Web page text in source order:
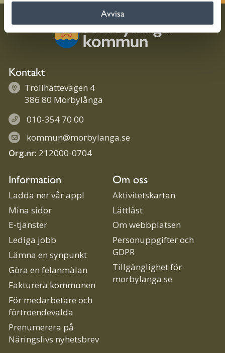
Avvisa
Kontakt
Trollhättevägen 4
386 80 Mörbylånga
010-354 70 00
kommun@morbylanga.se
Org.nr: 212000-0704
Information
Ladda ner vår app!
Mina sidor
E-tjänster
Lediga jobb
Lämna en synpunkt
Göra en felanmälan
Fakturera kommunen
För medarbetare och
förtroendevalda
Prenumerera på
Näringslivs nyhetsbrev
Om oss
Aktivitetskartan
Lättläst
Om webbplatsen
Personuppgifter och
GDPR
Tillgänglighet för
morbylanga.se